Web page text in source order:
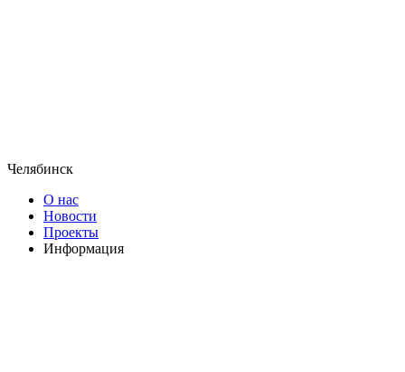
Челябинск
О нас
Новости
Проекты
Информация